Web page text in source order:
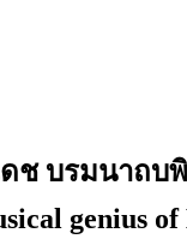
บรมนาถบ
genius of